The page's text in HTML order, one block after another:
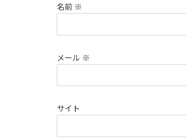
名前 ※
メール ※
サイト